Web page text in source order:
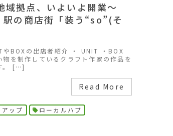
域拠点、いよいよ開業～
の商店街「装う“so”(そ
やBOXの出店者紹介 ・ UNIT ・BOX
を制作しているクラフト作家の作品を
。 […]
Read More
ップ ローカルハブ